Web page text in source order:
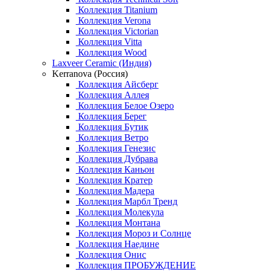
Коллекция Titanium
Коллекция Verona
Коллекция Victorian
Коллекция Vitta
Коллекция Wood
Laxveer Ceramic (Индия)
Kerranova (Россия)
Коллекция Айсберг
Коллекция Аллея
Коллекция Белое Озеро
Коллекция Берег
Коллекция Бутик
Коллекция Ветро
Коллекция Генезис
Коллекция Дубрава
Коллекция Каньон
Коллекция Кратер
Коллекция Мадера
Коллекция Марбл Тренд
Коллекция Молекула
Коллекция Монтана
Коллекция Мороз и Солнце
Коллекция Наедине
Коллекция Онис
Коллекция ПРОБУЖДЕНИЕ